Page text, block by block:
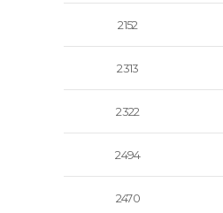
2152
2313
2322
2494
2470